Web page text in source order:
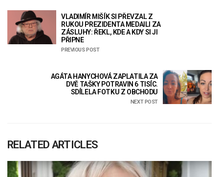
VLADIMÍR MIŠÍK SI PŘEVZAL Z
RUKOU PREZIDENTA MEDAILI ZA
ZÁSLUHY: ŘEKL, KDE A KDY SI JI
PŘIPNE
PREVIOUS POST
AGÁTA HANYCHOVÁ ZAPLATILA ZA
DVĚ TAŠKY POTRAVIN 6 TISÍC.
SDÍLELA FOTKU Z OBCHODU
NEXT POST
RELATED ARTICLES